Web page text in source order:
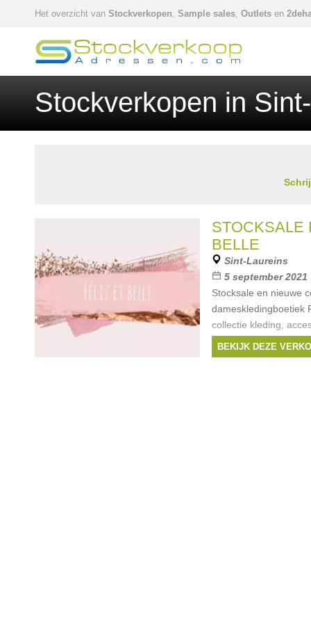
Het overzicht van Stockverkopen, Sample sales, Outlets en
Stockverkopen in
STOCKSALE
BELLE
Sint-Laureins
5 september 2021
Stocksale en nieuwe
dameskledingboetiek
collectie kleding,
wordt verkocht aan
mogelijk.
BEKIJK DEZE